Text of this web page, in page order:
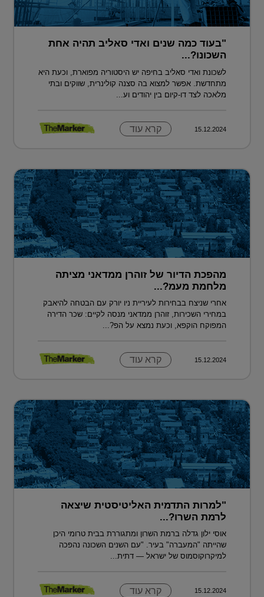
"בעוד כמה שנים ואדי סאליב תהיה אחת
השכונו?...
לשכונת ואדי סאליב בחיפה יש היסטוריה מפוארת, וכעת היא
מתחדשת. אפשר למצוא בה סצנה קולינרית, שווקים ובתי
מלאכה לצד דו-קיום בין יהודים וע...
15.12.2024 קרא עוד
מהפכת הדיור של זוהרן ממדאני מציתה
מלחמת מעמ?...
אחרי שניצח בבחירות לעיריית ניו יורק עם הבטחה להיאבק
במחירי השכירות, זוהרן ממדאני מנסה לקיים: שכר הדירה
המפוקח הוקפא, וכעת נמצא על הפ?...
15.12.2024 קרא עוד
"למרות התדמית האליטיסטית שיצאה
לרמת השרו?...
אוסי ילון גדלה ברמת השרון ומתגוררת בבית טרומי היכן
שהייתה "המעברה" בעיר. "עם השנים השכונה נהפכה
למיקרוקוסמוס של ישראל — דתית...
15.12.2024 קרא עוד